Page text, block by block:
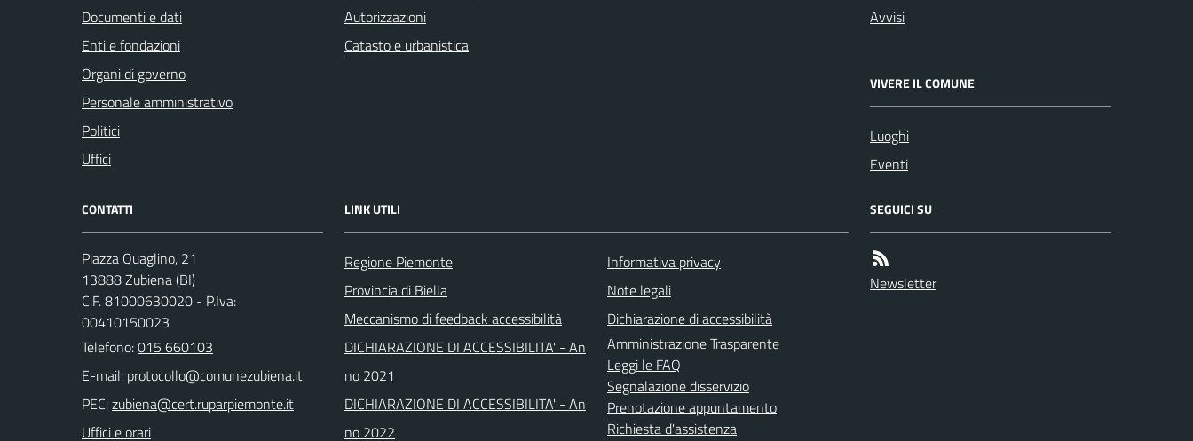
Documenti e dati
Enti e fondazioni
Organi di governo
Personale amministrativo
Politici
Uffici
Autorizzazioni
Catasto e urbanistica
Avvisi
VIVERE IL COMUNE
Luoghi
Eventi
CONTATTI
Piazza Quaglino, 21
13888 Zubiena (BI)
C.F. 81000630020 - P.Iva:
00410150023
Telefono:015 660103
E-mail:
PEC:
Uffici e orari
LINK UTILI
Regione Piemonte
Provincia di Biella
Meccanismo di feedback accessibilità
DICHIARAZIONE DI ACCESSIBILITA' - An
no 2021
DICHIARAZIONE DI ACCESSIBILITA' - An
no 2022
Informativa privacy
Note legali
Dichiarazione di accessibilità
Amministrazione Trasparente
Leggi le FAQ
Segnalazione disservizio
Prenotazione appuntamento
Richiesta d'assistenza
SEGUICI SU
Newsletter